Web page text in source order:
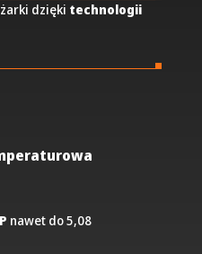
dzięki technologii
nawet do 5,08